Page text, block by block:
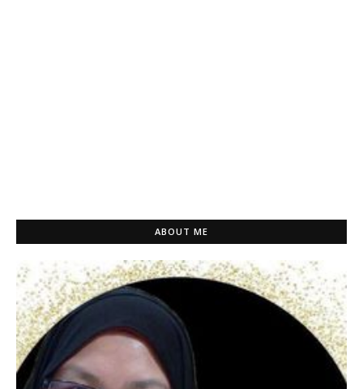
ABOUT ME